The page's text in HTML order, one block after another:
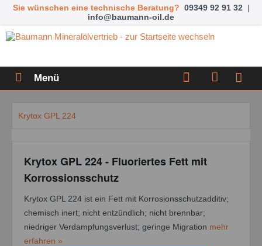
Sie wünschen eine technische Beratung? 09349 92 91 32 |
info@baumann-oil.de
Menü
Krytox GPL 224
Krytox GPL 224 - Fluoriertes Fett mit
Korrossionsschutz
Krytox GPL 224 ist ein Fett mit Korrosionsschutzadditiv;
chemisch inert; nicht entzündlich; nicht brennbar;
niedriger Verdampfungsverlust; geringe Migration mehr
erfahren »